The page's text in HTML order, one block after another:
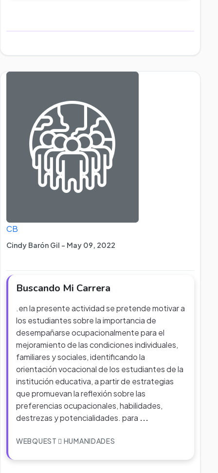
CB
Cindy Barón Gil - May 09, 2022
Buscando Mi Carrera
.en la presente actividad se pretende motivar a
los estudiantes sobre la importancia de
desempañarse ocupacionalmente para el
mejoramiento de las condiciones individuales,
familiares y sociales, identificando la
orientación vocacional de los estudiantes de la
institución educativa, a partir de estrategias
que promuevan la reflexión sobre las
preferencias ocupacionales, habilidades,
destrezas y potencialidades. para ...
WEBQUEST HUMANIDADES